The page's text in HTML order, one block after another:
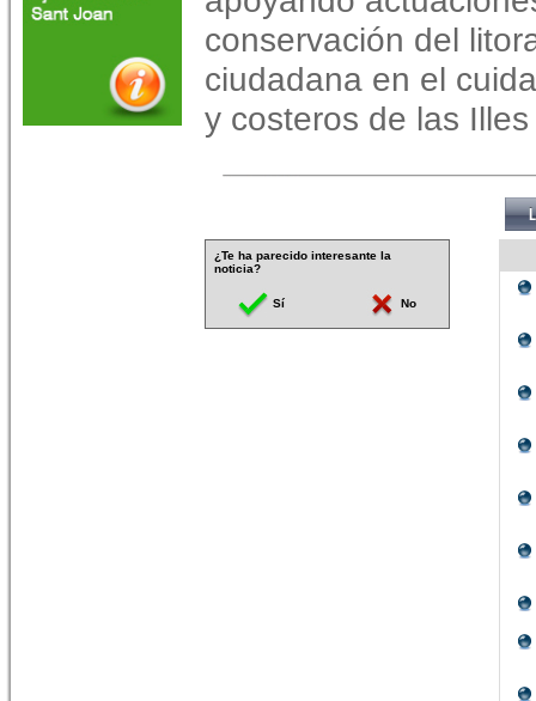
conservación del
ciudadana en el
y costeros de las
¿Te ha parecido interesante la
noticia?
Sí No